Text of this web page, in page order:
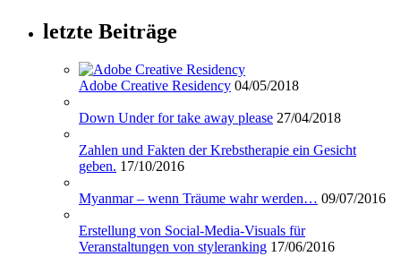
letzte Beiträge
Adobe Creative Residency 04/05/2018
Down Under for take away please 27/04/2018
Zahlen und Fakten der Krebstherapie ein Gesicht
geben. 17/10/2016
Myanmar – wenn Träume wahr werden… 09/07/2016
Erstellung von Social-Media-Visuals für
Veranstaltungen von styleranking 17/06/2016